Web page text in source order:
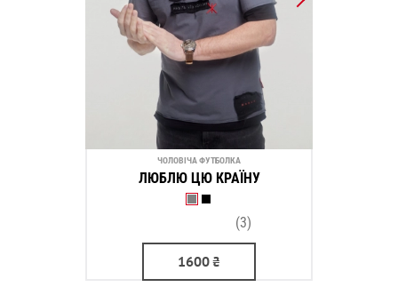
ЧОЛОВІЧА ФУТБОЛКА
ЛЮБЛЮ ЦЮ КРАЇНУ
(3)
1600₴